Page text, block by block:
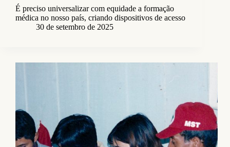
É preciso universalizar com equidade a formação
médica no nosso país, criando dispositivos de acesso
30 de setembro de 2025